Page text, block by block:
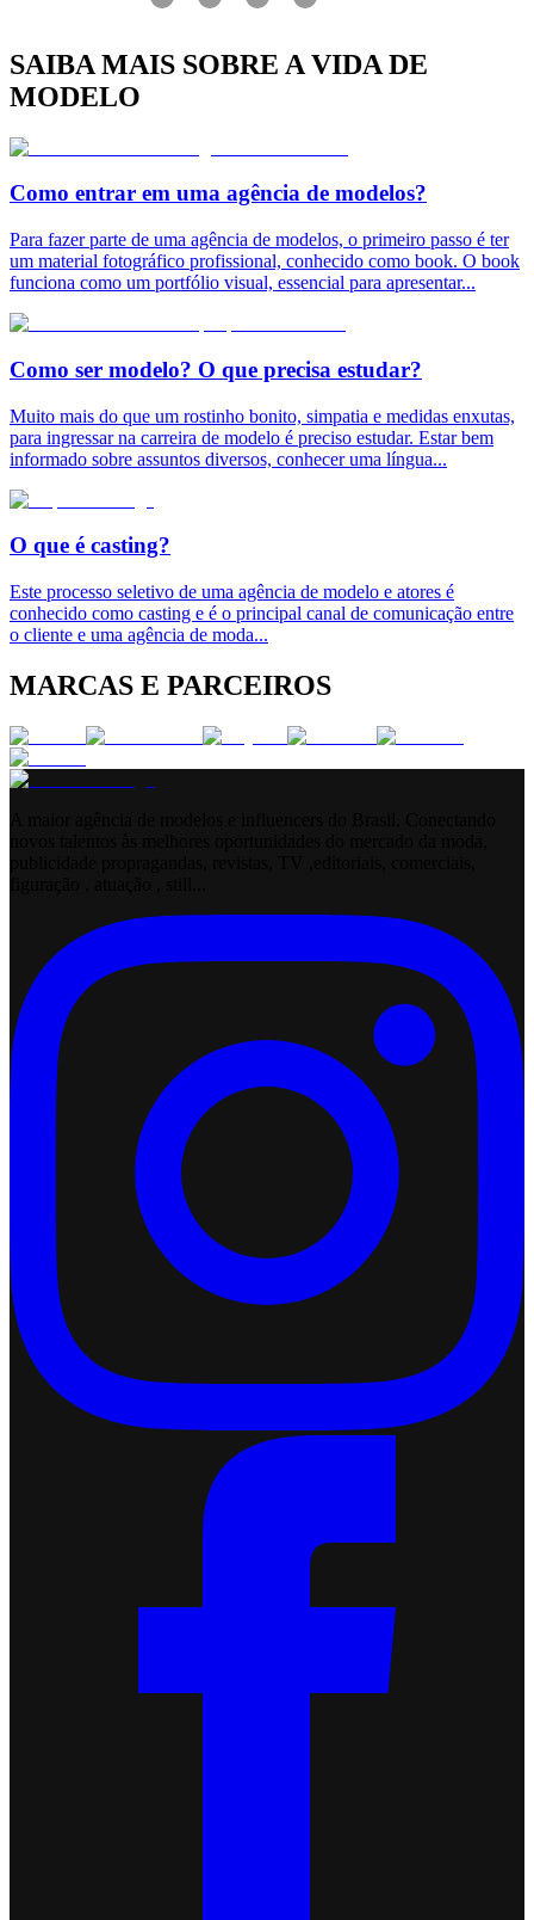
SAIBA MAIS SOBRE A VIDA DE
MODELO
Como entrar em uma agência de modelos?
Para fazer parte de uma agência de modelos, o primeiro passo é ter
um material fotográfico profissional, conhecido como book. O book
funciona como um portfólio visual, essencial para apresentar...
Como ser modelo? O que precisa estudar?
Muito mais do que um rostinho bonito, simpatia e medidas enxutas,
para ingressar na carreira de modelo é preciso estudar. Estar bem
informado sobre assuntos diversos, conhecer uma língua...
O que é casting?
Este processo seletivo de uma agência de modelo e atores é
conhecido como casting e é o principal canal de comunicação entre
o cliente e uma agência de moda...
MARCAS E PARCEIROS